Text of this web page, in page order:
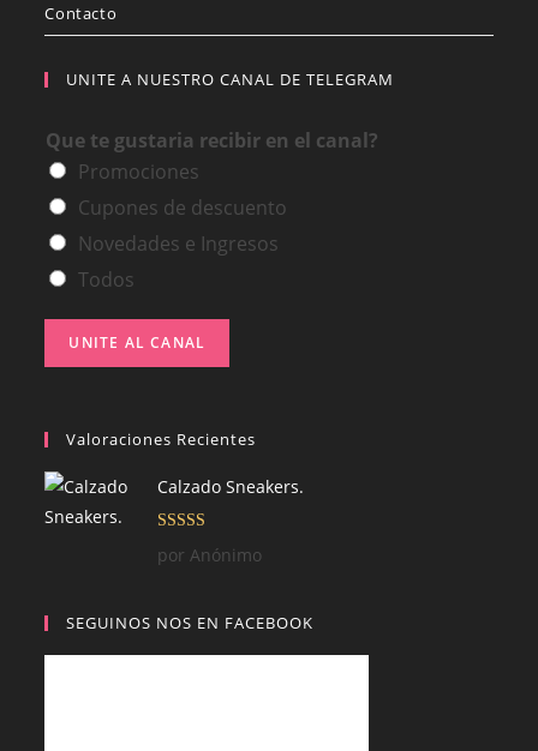
Contacto
UNITE A NUESTRO CANAL DE TELEGRAM
Que te gustaria recibir en el canal?
Promociones
Cupones de descuento
Novedades e Ingresos
Todos
UNITE AL CANAL
Valoraciones Recientes
Calzado Sneakers.
Valorado con
5
por Anónimo
SEGUINOS NOS EN FACEBOOK